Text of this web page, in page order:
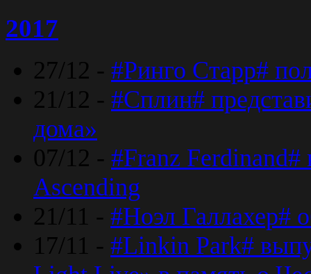
2017
27/12 - #Ринго Старр#
21/12 - #Сплин#
дома»
07/12 - #Franz
Ascending
21/11 - #Ноэл Галлахер#
17/11 - #Linkin Park#